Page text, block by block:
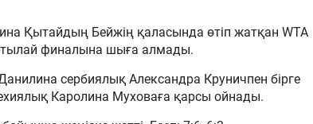
Қытайдың Бейжің қаласында өтіп жатқан WTA
финалына шыға алмады.
сербиялық Александра Круничпен бірге
Каролина Муховаға қарсы ойнады.